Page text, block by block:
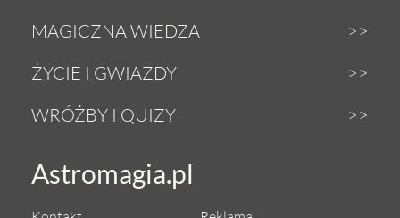
Dzienny
Tygodniowy
Roczny
MAGICZNA WIEDZA
Zodiak
Astrologia
Numerologia
Anioły
ŻYCIE I GWIAZDY
Gwiazdy
Zdrowie i uroda
WRÓŻBY I QUIZY
Magiczna kula
Astromagia.pl